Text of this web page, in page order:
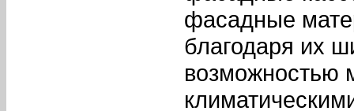
фасадные
благодаря их
возможностью